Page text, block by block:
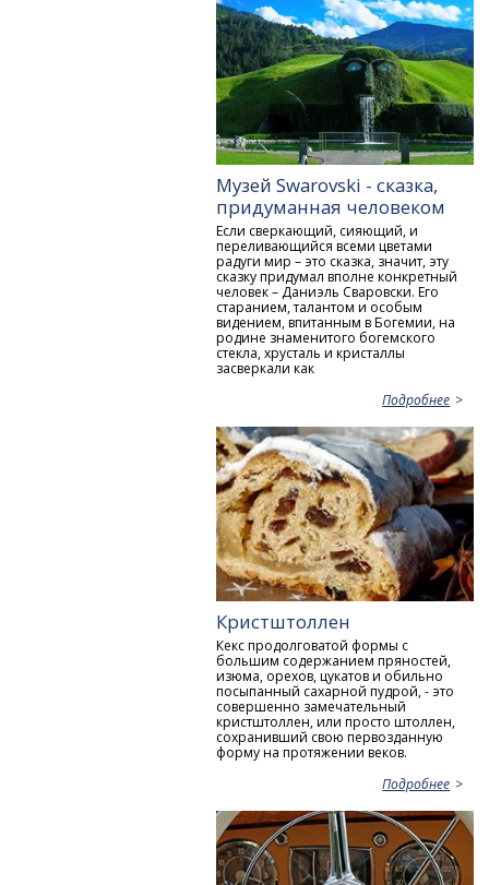
Музей Swarovski - сказка,
придуманная человеком
Если сверкающий, сияющий, и
переливающийся всеми цветами
радуги мир – это сказка, значит, эту
сказку придумал вполне конкретный
человек – Даниэль Сваровски. Его
старанием, талантом и особым
видением, впитанным в Богемии, на
родине знаменитого богемского
стекла, хрусталь и кристаллы
засверкали как
Подробнее
Кристштоллен
Кекс продолговатой формы с
большим содержанием пряностей,
изюма, орехов, цукатов и обильно
посыпанный сахарной пудрой, - это
совершенно замечательный
кристштоллен, или просто штоллен,
сохранивший свою первозданную
форму на протяжении веков.
Подробнее